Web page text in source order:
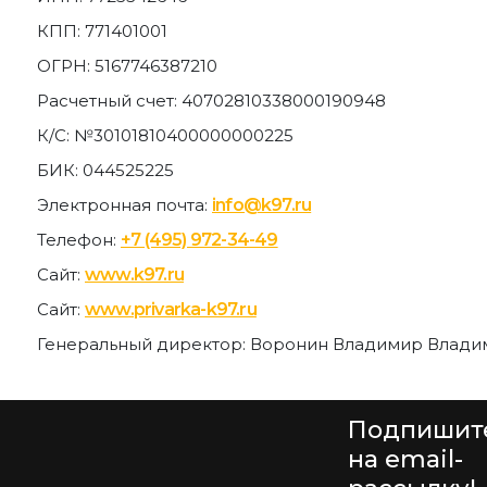
КПП: 771401001
ОГРН: 5167746387210
Расчетный счет: 40702810338000190948
К/С: №30101810400000000225
БИК: 044525225
Электронная почта: info@k97.ru
Телефон: +7 (495) 972-34-49
Сайт: www.k97.ru
Сайт: www.privarka-k97.ru
Генеральный директор: Воронин Владимир
на email-